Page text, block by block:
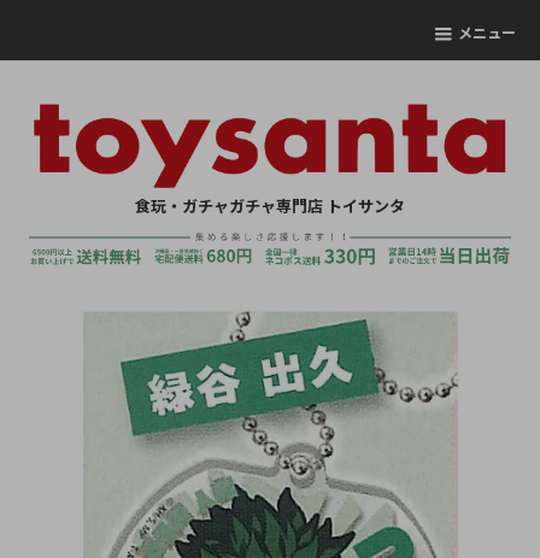
メニュー
食玩・ガチャガチャ専門店 トイサンタ